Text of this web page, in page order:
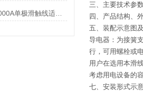
三、主要技术参
四、产品结构、
五、装配示意图
导电器：为接簧
行，可用螺栓或
用户在选用本滑
考虑用电设备的
七、安装形式示